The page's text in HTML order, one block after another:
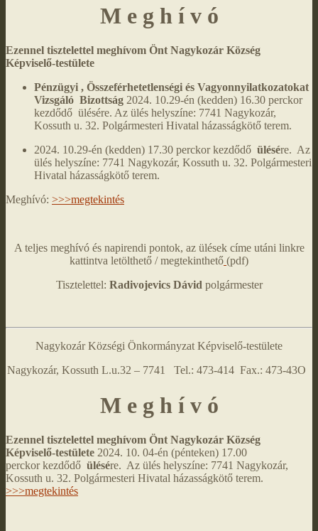
M e g h í v ó
Ezennel tisztelettel meghívom Önt Nagykozár Község
Képviselő-testülete
Pénzügyi , Összeférhetetlenségi és Vagyonnyilatkozatokat
Vizsgáló Bizottság 2024. 10.29-én (kedden) 16.30 perckor
kezdődő ülésére. Az ülés helyszíne: 7741 Nagykozár,
Kossuth u. 32. Polgármesteri Hivatal házasságkötő terem.
2024. 10.29-én (kedden) 17.30 perckor kezdődő ülésére. Az
ülés helyszíne: 7741 Nagykozár, Kossuth u. 32. Polgármesteri
Hivatal házasságkötő terem.
Meghívó: >>>megtekintés
A teljes meghívó és napirendi pontok, az ülések címe utáni linkre
kattintva letölthető / megtekinthető (pdf)
Tisztelettel: Radivojevics Dávid polgármester
Nagykozár Községi Önkormányzat Képviselő-testülete
Nagykozár, Kossuth L.u.32 – 7741 Tel.: 473-414 Fax.: 473-43O
M e g h í v ó
Ezennel tisztelettel meghívom Önt Nagykozár Község
Képviselő-testülete 2024. 10. 04-én (pénteken) 17.00
perckor kezdődő ülésére. Az ülés helyszíne: 7741 Nagykozár,
Kossuth u. 32. Polgármesteri Hivatal házasságkötő terem.
>>>megtekintés